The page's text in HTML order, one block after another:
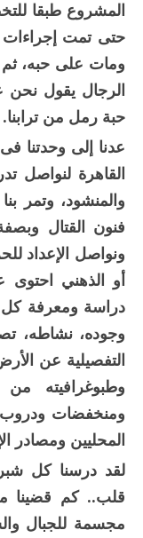
المشروع طبقا
حتى تمت إجراءات
ومات على حبه،
الرجال يقول نحن
حبة رمل من ترابنا.
عدنا إلى وحدتنا
القاهرة لنواصل
والمنشود، وتمر
فنون القتال
ونواصل الإعداد
أو الذهني احتوى
دراسة ومعرفة كل
وجوده، نشاطه،
التفصيلية عن
وطبوغرافيته
ومنخفضات ودروب
المحليين ومصادر
لقد درسنا كل
قلب.. كم قضينا
مجسمة للجبال